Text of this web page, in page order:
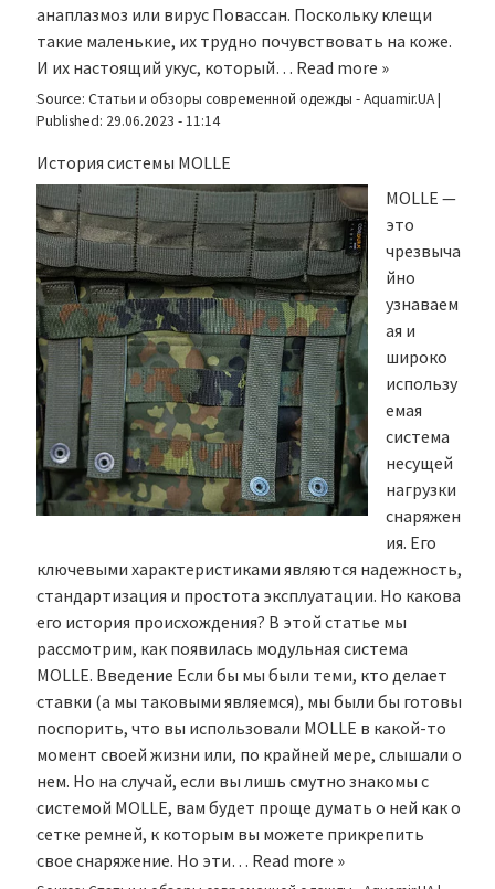
анаплазмоз или вирус Повассан. Поскольку клещи
такие маленькие, их трудно почувствовать на коже.
И их настоящий укус, который… Read more »
Source: Статьи и обзоры современной одежды - Aquamir.UA|
Published: 29.06.2023 - 11:14
История системы MOLLE
MOLLE —
это
чрезвыча
йно
узнаваем
ая и
широко
использу
емая
система
несущей
нагрузки
снаряжен
ия. Его
ключевыми характеристиками являются надежность,
стандартизация и простота эксплуатации. Но какова
его история происхождения? В этой статье мы
рассмотрим, как появилась модульная система
MOLLE. Введение Если бы мы были теми, кто делает
ставки (а мы таковыми являемся), мы были бы готовы
поспорить, что вы использовали MOLLE в какой-то
момент своей жизни или, по крайней мере, слышали о
нем. Но на случай, если вы лишь смутно знакомы с
системой MOLLE, вам будет проще думать о ней как о
сетке ремней, к которым вы можете прикрепить
свое снаряжение. Но эти… Read more »